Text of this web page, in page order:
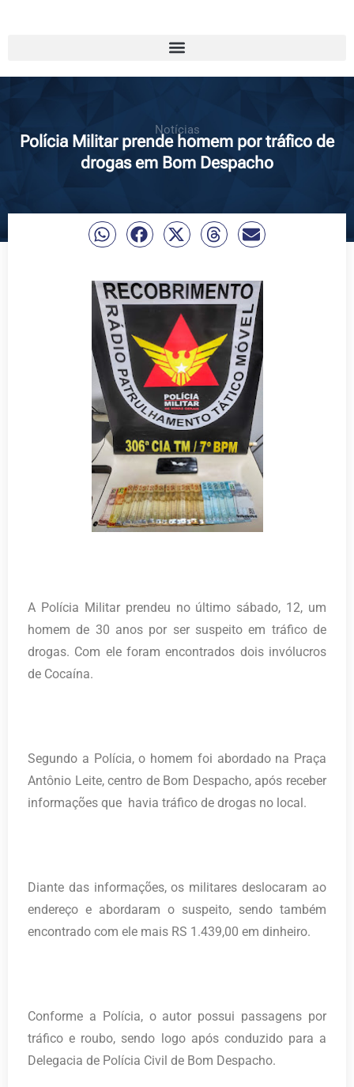
Notícias
Polícia Militar prende homem por tráfico de
drogas em Bom Despacho
A Polícia Militar prendeu no último sábado, 12, um
homem de 30 anos por ser suspeito em tráfico de
drogas. Com ele foram encontrados dois invólucros
de Cocaína.
Segundo a Polícia, o homem foi abordado na Praça
Antônio Leite, centro de Bom Despacho, após receber
informações que havia tráfico de drogas no local.
Diante das informações, os militares deslocaram ao
endereço e abordaram o suspeito, sendo também
encontrado com ele mais RS 1.439,00 em dinheiro.
Conforme a Polícia, o autor possui passagens por
tráfico e roubo, sendo logo após conduzido para a
Delegacia de Polícia Civil de Bom Despacho.